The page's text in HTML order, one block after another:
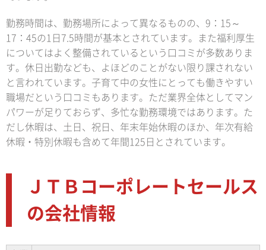
勤務時間は、勤務場所によって異なるものの、9：15～
17：45の1日7.5時間が基本とされています。また福利厚生
についてはよく整備されているという口コミが多数ありま
す。休日出勤なども、よほどのことがない限り課されない
と言われています。子育て中の女性にとっても働きやすい
職場だという口コミもあります。ただ業界全体としてマン
パワーが足りておらず、多忙な勤務環境ではあります。た
だし休暇は、土日、祝日、年末年始休暇のほか、年次有給
休暇・特別休暇も含めて年間125日とされています。
ＪＴＢコーポレートセールス
の会社情報